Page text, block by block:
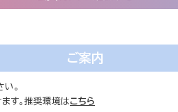
ご案内
。
ます。推奨環境はこちら